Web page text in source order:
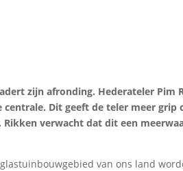
zijn afronding. Hederateler Pim
Dit geeft de teler meer grip
verwacht dat dit een
van ons land